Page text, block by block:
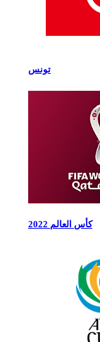
تونس
كأس العالم 2022